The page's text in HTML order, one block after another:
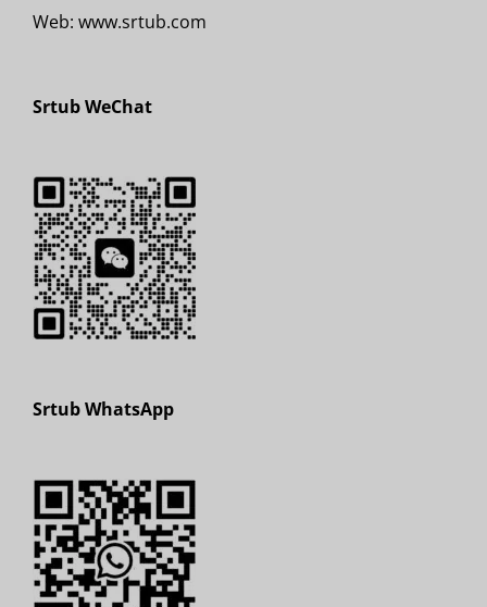
Web: www.srtub.com
Srtub WeChat
Srtub WhatsApp